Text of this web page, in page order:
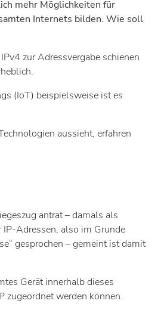
mehr Möglichkeiten für
Internets bilden. Wie soll
zur Adressvergabe schienen
(IoT) beispielsweise ist es
aussieht, erfahren
antrat – damals als
Adressen, also im Grunde
gesprochen – gemeint ist damit
Gerät innerhalb dieses
zugeordnet werden können.